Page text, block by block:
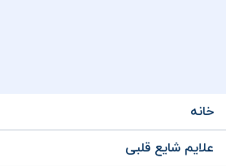
خانه
علایم شایع قلبی